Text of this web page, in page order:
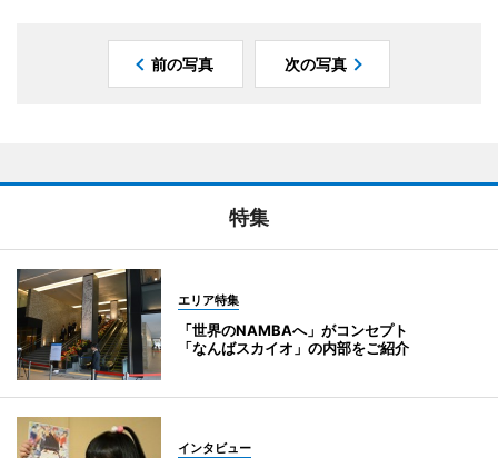
前の写真 次の写真
特集
エリア特集
「世界のNAMBAへ」がコンセプト
「なんばスカイオ」の内部をご紹介
インタビュー